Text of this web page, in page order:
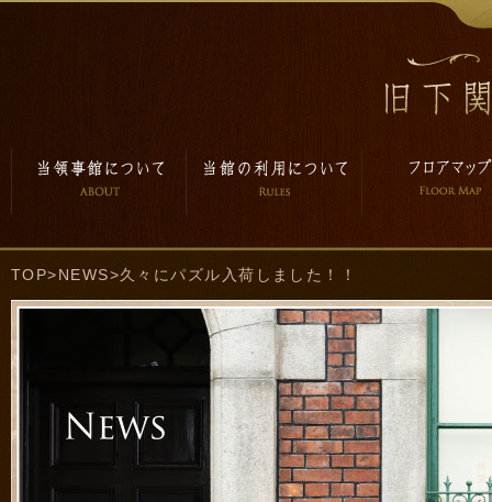
TOP>NEWS>久々にパズル入荷しました！！